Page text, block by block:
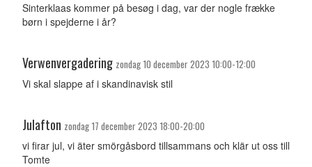
Sinterklaas kommer på besøg i dag, var der nogle frække
børn i spejderne i år?
Verwenvergadering zondag 10 december 2023 10:00-12:00
Vi skal slappe af i skandinavisk stil
Julafton zondag 17 december 2023 18:00-20:00
vi firar jul, vi äter smörgåsbord tillsammans och klär ut oss till
Tomte